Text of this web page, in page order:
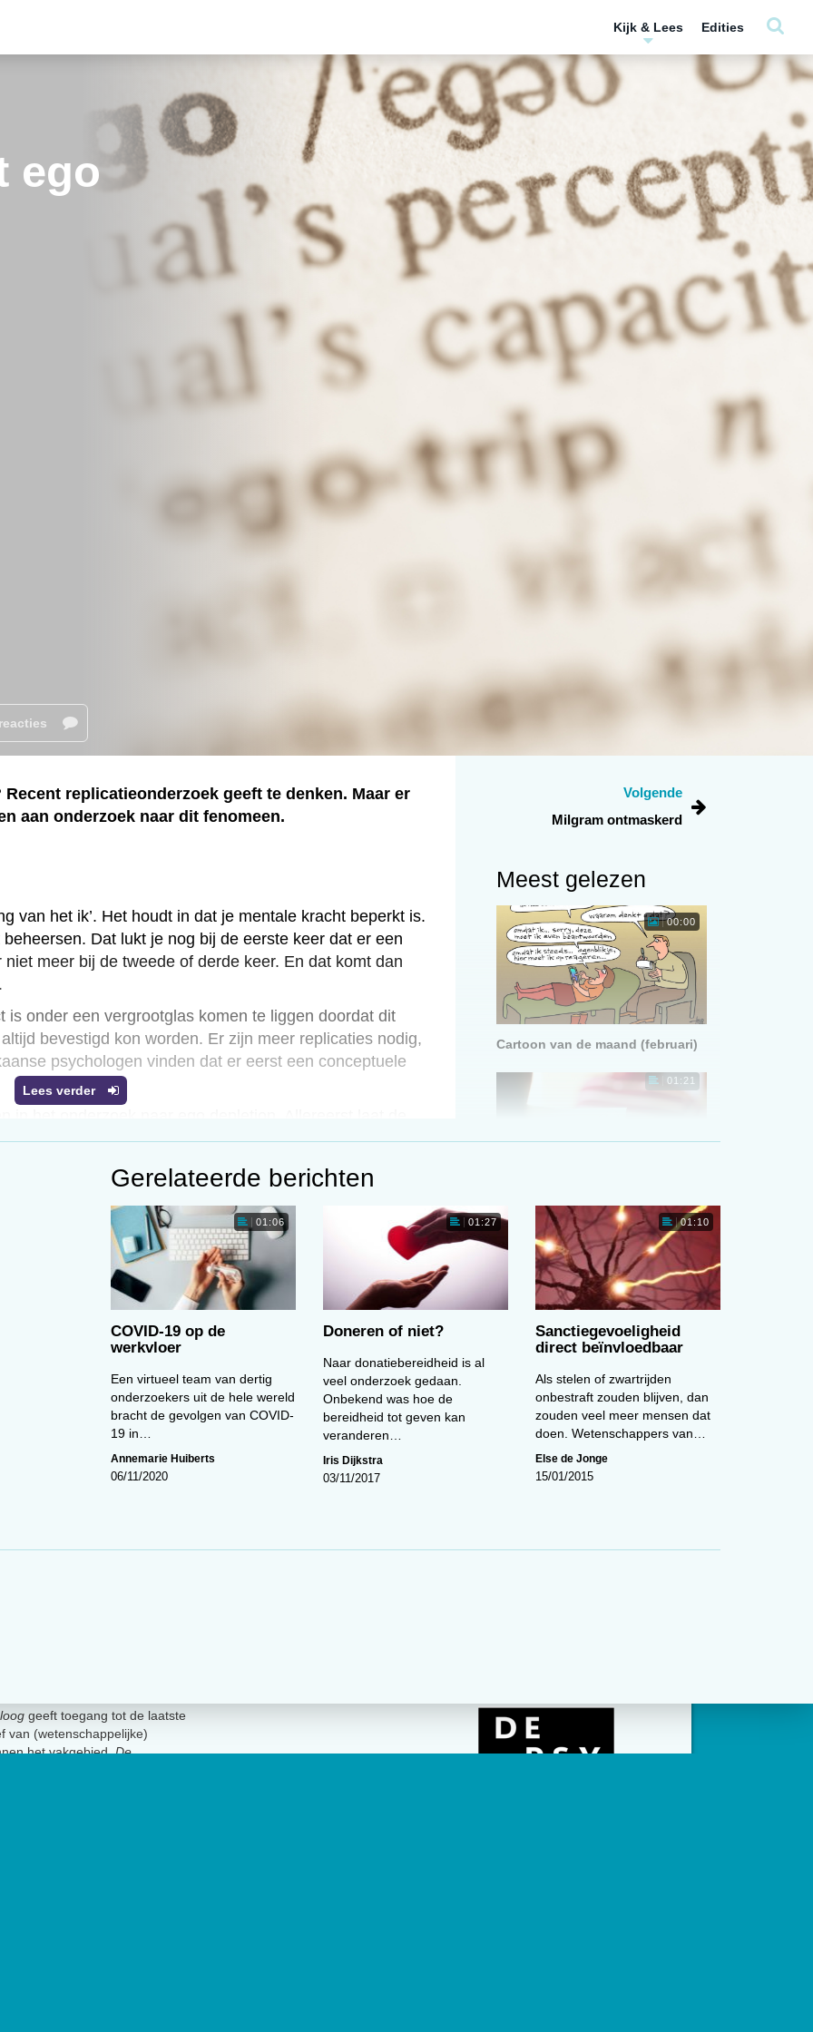
Kijk & Lees Edities
ego
Lees verder
replicatieonderzoek geeft te denken. Maar er
aan onderzoek naar dit fenomeen.
van het ik’. Het houdt in dat je mentale kracht beperkt is.
Dat lukt je nog bij de eerste keer dat er een
meer bij de tweede of derde keer. En dat komt dan
is onder een vergrootglas komen te liggen doordat dit
bevestigd kon worden. Er zijn meer replicaties nodig,
psychologen vinden dat er eerst een conceptuele
te wensen over. Sommige onderzoekers leggen
inzetten. Onduidelijk is verder in hoeverre zulke
en zelfregulering zeggen. Zo krijgen
variërend van sommen maken tot het balanceren
het aan nauwkeurige theoretische modellen waaruit je
afleiden.
te doen. Maar laten we eerst eens goed vaststellen wat
meten en welke effecten gezien kunnen worden als bewijs
Challenges to ego-depletion research go beyond the
crisis. Frontiers in Psychology, 8. doi:
Volgende
Milgram ontmaskerd
Meest gelezen
00:00
Cartoon van de maand (februari)
01:21
Langer slapen leidt tot betere
schoolprestaties
00:00
Cartoon van de maand (maart)
Gerelateerde berichten
01:06
COVID-19 op de
werkvloer
Een virtueel team van dertig
onderzoekers uit de hele wereld
bracht de gevolgen van COVID-
19 in…
Annemarie Huiberts
06/11/2020
01:27
Doneren of niet?
Naar donatiebereidheid is al
veel onderzoek gedaan.
Onbekend was hoe de
bereidheid tot geven kan
veranderen…
Iris Dijkstra
03/11/2017
01:10
Sanctiegevoeligheid
direct beïnvloedbaar
Als stelen of zwartrijden
onbestraft zouden blijven, dan
zouden veel meer mensen dat
doen. Wetenschappers van…
Else de Jonge
15/01/2015
geeft toegang tot de laatste
van (wetenschappelijke)
het vakgebied.De